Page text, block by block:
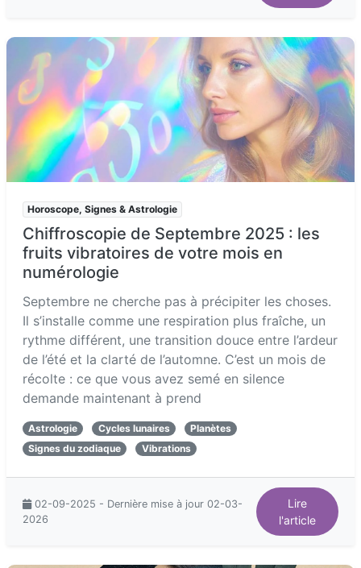
Horoscope, Signes & Astrologie
Chiffroscopie de Septembre 2025 : les
fruits vibratoires de votre mois en
numérologie
Septembre ne cherche pas à précipiter les choses.
Il s’installe comme une respiration plus fraîche, un
rythme différent, une transition douce entre l’ardeur
de l’été et la clarté de l’automne. C’est un mois de
récolte : ce que vous avez semé en silence
demande maintenant à prend
Astrologie Cycles lunaires
Planètes
Signes du zodiaque
Vibrations
02-09-2025 - Dernière mise à jour 02-03-
2026
Lire
l'article